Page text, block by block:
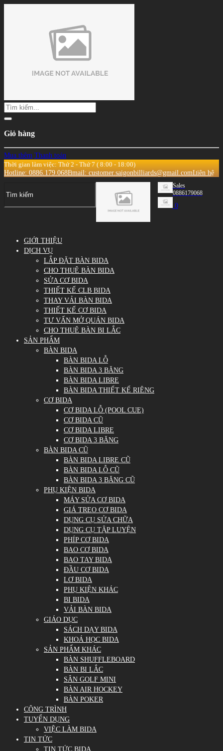
Giỏ hàng
Mua thêm Thanh toán
Thời gian làm việc: Thứ 2 - Thứ 7 ( 8:00 - 18:00)
Hotline: 0886.179.068Email: customer.saigonbilliards@gmail.comLiên hệ
Sales
0886179068
0
GIỚI THIỆU
DỊCH VỤ
LẮP ĐẶT BÀN BIDA
CHO THUÊ BÀN BIDA
SỬA CƠ BIDA
THIẾT KẾ CLB BIDA
THAY VẢI BÀN BIDA
THIẾT KẾ CƠ BIDA
TƯ VẤN MỞ QUÁN BIDA
CHO THUÊ BÀN BI LẮC
SẢN PHẨM
BÀN BIDA
BÀN BIDA LỖ
BÀN BIDA 3 BĂNG
BÀN BIDA LIBRE
BÀN BIDA THIẾT KẾ RIÊNG
CƠ BIDA
CƠ BIDA LỖ (POOL CUE)
CƠ BIDA CŨ
CƠ BIDA LIBRE
CƠ BIDA 3 BĂNG
BÀN BIDA CŨ
BÀN BIDA LIBRE CŨ
BÀN BIDA LỖ CŨ
BÀN BIDA 3 BĂNG CŨ
PHỤ KIỆN BIDA
MÁY SỬA CƠ BIDA
GIÁ TREO CƠ BIDA
DỤNG CỤ SỬA CHỮA
DỤNG CỤ TẬP LUYỆN
PHÍP CƠ BIDA
BAO CƠ BIDA
BAO TAY BIDA
ĐẦU CƠ BIDA
LƠ BIDA
PHỤ KIỆN KHÁC
BI BIDA
VẢI BÀN BIDA
GIÁO DỤC
SÁCH DẠY BIDA
KHOÁ HỌC BIDA
SẢN PHẨM KHÁC
BÀN SHUFFLEBOARD
BÀN BI LẮC
SÂN GOLF MINI
BÀN AIR HOCKEY
BÀN POKER
CÔNG TRÌNH
TUYỂN DỤNG
VIỆC LÀM BIDA
TIN TỨC
TIN TỨC BIDA